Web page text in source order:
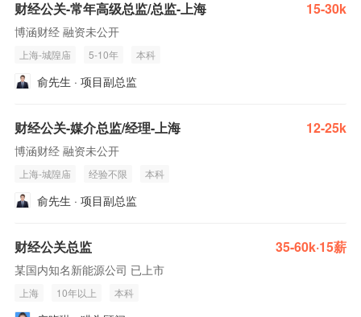
财经公关-常年高级总监/总监-上海 15-30k
博涵财经 融资未公开
上海-城隍庙 5-10年 本科
俞先生 · 项目副总监
财经公关-媒介总监/经理-上海 12-25k
博涵财经 融资未公开
上海-城隍庙 经验不限 本科
俞先生 · 项目副总监
财经公关总监 35-60k·15薪
某国内知名新能源公司 已上市
上海 10年以上 本科